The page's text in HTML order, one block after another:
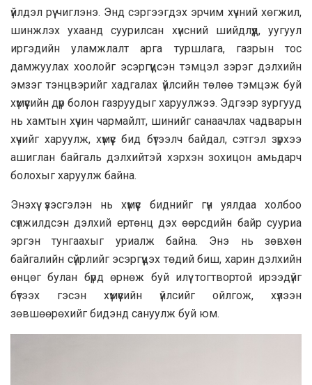
үйлдэл рүү чиглэнэ. Энд сэргээгдэх эрчим хүчний хөгжил,
шинжлэх ухаанд суурилсан хүнсний шийдлүүд, уугуул
иргэдийн уламжлалт арга туршлага, газрын тос
дамжуулах хоолойг эсэргүүцсэн тэмцэл зэрэг дэлхийн
эмзэг тэнцвэрийг хадгалах үйлсийн төлөө тэмцэж буй
хүмүүсийн дүр болон газруудыг харуулжээ. Эдгээр зургууд
нь хамтын хүчин чармайлт, шинийг санаачлах чадварын
хүчийг харуулж, хүмүүс бид бүтээлч байдал, сэтгэл зүрхээ
ашиглан байгаль дэлхийтэй хэрхэн зохицон амьдарч
болохыг харуулж байна.
Энэхүү үзэсгэлэн нь хүмүүс биднийг гүн уялдаа холбоо
сүлжилдсэн дэлхий ертөнц дэх өөрсдийн байр сууриа
эргэн тунгаахыг уриалж байна. Энэ нь зөвхөн
байгалийн сүйрлийг эсэргүүцэх төдий биш, харин дэлхийн
өнцөг булан бүрд өрнөж буй илүү тогтвортой ирээдүйг
бүтээх гэсэн хүмүүсийн үйлсийг ойлгож, хүлээн
зөвшөөрөхийг бидэнд сануулж буй юм.